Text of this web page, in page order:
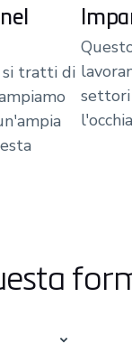
si tratti di
settori